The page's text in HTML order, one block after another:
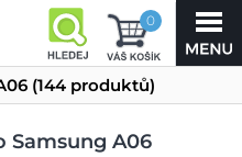
0
(144 produktů)
Samsung A06